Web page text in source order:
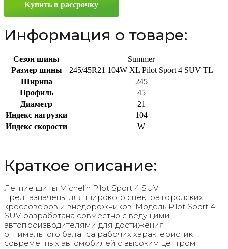
R21
Купить в рассрочку
Информация о товаре:
Сезон шины
Summer
Размер шины
245/45R21 104W XL Pilot Sport 4 SUV TL
Ширина
245
Профиль
45
Диаметр
21
Индекс нагрузки
104
Индекс скорости
W
Краткое описание:
Летние шины Michelin Pilot Sport 4 SUV
предназначены для широкого спектра городских
кроссоверов и внедорожников. Модель Pilot Sport 4
SUV разработана совместно с ведущими
автопроизводителями для достижения
оптимального баланса рабочих характеристик
современных автомобилей с высоким центром